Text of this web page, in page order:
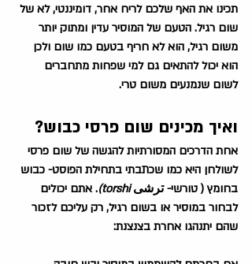
תכינו את האף שלכם לריח אחר, דומיננטי, לא של
שום רגיל. הטעם של המוסיר עדין ומתוק יותר
משום רגיל, הוא לא חריף בטעם כמו שום ולכן
הוא יכול להתאים גם למי שפחות מתחברים
לשום שנמנעים משום טרי.
ואיך מכינים שום פרסי כבוש?
אחת הדרכים המסורתיות להגשה של שום פרסי
לשולחן היא כמו שכתבתי בתחילת הפוסט- כבוש
בחומץ ( טורשי- ترشی torshi) . אתם יכולים
לבחור במוסיר או בשום רגיל, רק עליכם לזכור
שהם יתנהגו אחרת בצנצנת: